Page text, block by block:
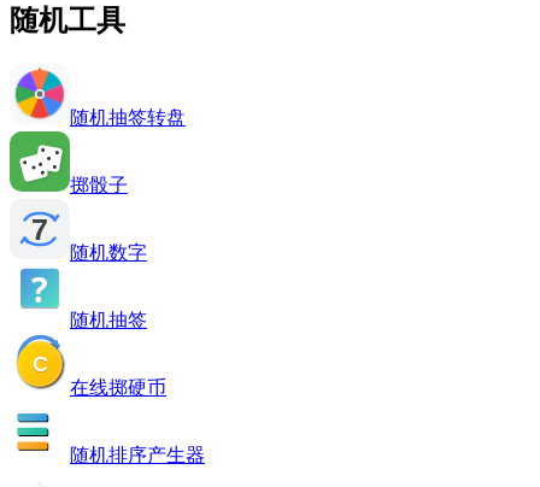
随机工具
随机抽签转盘
掷骰子
随机数字
随机抽签
在线掷硬币
随机排序产生器